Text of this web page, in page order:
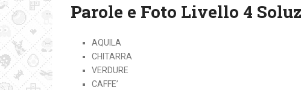
Parole e Foto Livello 4
AQUILA
CHITARRA
VERDURE
CAFFE’